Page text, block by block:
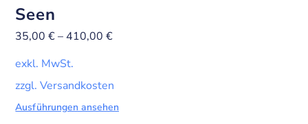
Seen
35,00€– 410,00€
exkl. MwSt.
zzgl. Versandkosten
Ausführungen ansehen